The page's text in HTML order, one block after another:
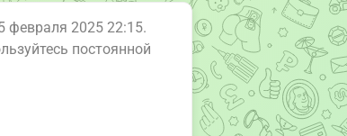
февраля 2025 22:15.
постоянной